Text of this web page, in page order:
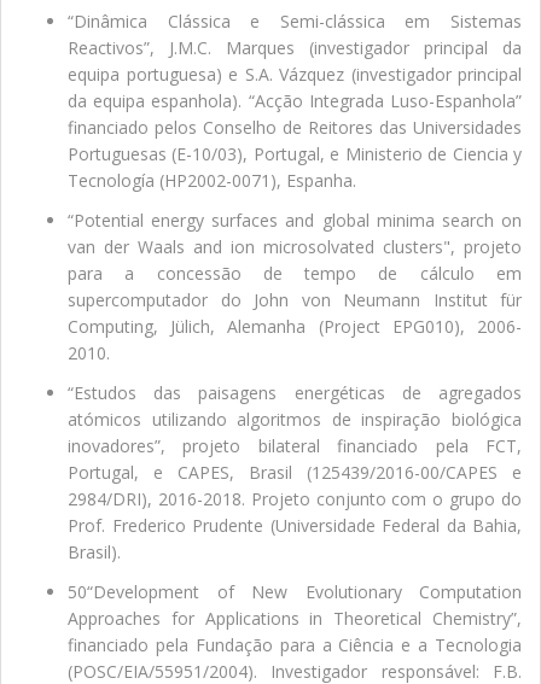
“Dinâmica Clássica e Semi-clássica em Sistemas
Reactivos”, J.M.C. Marques (investigador principal da
equipa portuguesa) e S.A. Vázquez (investigador principal
da equipa espanhola). “Acção Integrada Luso-Espanhola”
financiado pelos Conselho de Reitores das Universidades
Portuguesas (E-10/03), Portugal, e Ministerio de Ciencia y
Tecnología (HP2002-0071), Espanha.
“Potential energy surfaces and global minima search on
van der Waals and ion microsolvated clusters", projeto
para a concessão de tempo de cálculo em
supercomputador do John von Neumann Institut für
Computing, Jülich, Alemanha (Project EPG010), 2006-
2010.
“Estudos das paisagens energéticas de agregados
atómicos utilizando algoritmos de inspiração biológica
inovadores”, projeto bilateral financiado pela FCT,
Portugal, e CAPES, Brasil (125439/2016-00/CAPES e
2984/DRI), 2016-2018. Projeto conjunto com o grupo do
Prof. Frederico Prudente (Universidade Federal da Bahia,
Brasil).
50“Development of New Evolutionary Computation
Approaches for Applications in Theoretical Chemistry”,
financiado pela Fundação para a Ciência e a Tecnologia
(POSC/EIA/55951/2004). Investigador responsável: F.B.